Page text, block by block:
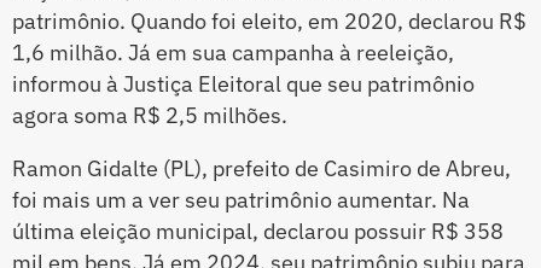
patrimônio. Quando foi eleito, em 2020, declarou R$
1,6 milhão. Já em sua campanha à reeleição,
informou à Justiça Eleitoral que seu patrimônio
agora soma R$ 2,5 milhões.
Ramon Gidalte (PL), prefeito de Casimiro de Abreu,
foi mais um a ver seu patrimônio aumentar. Na
última eleição municipal, declarou possuir R$ 358
mil em bens. Já em 2024, seu patrimônio subiu para